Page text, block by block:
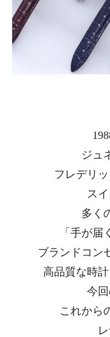
ジュ
フレデリ
ス
多く
「手が
ブランドコン
高品質な時
今回
これから